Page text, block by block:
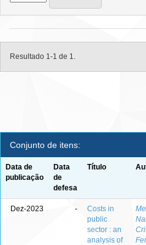
Resultado 1-1 de 1.
Conjunto de itens:
Data de
publicação
Data
de
defesa
Título
Dez-2023 -
Costs in
public
sector : an
analysis of